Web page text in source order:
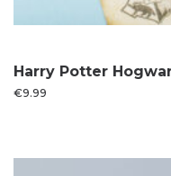
Harry Potter
€9.99